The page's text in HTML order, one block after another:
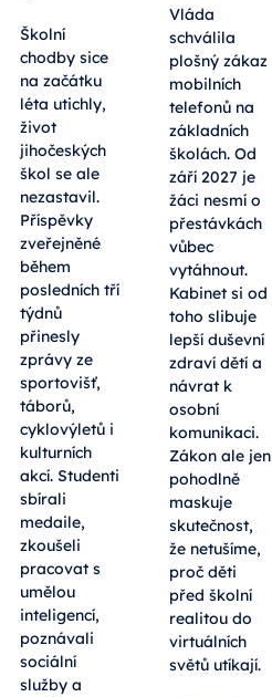
Školní
chodby sice
na začátku
léta utichly,
život
jihočeských
škol se ale
nezastavil.
Příspěvky
zveřejněné
během
posledních tří
týdnů
přinesly
zprávy ze
sportovišť,
táborů,
cyklovýletů i
kulturních
akcí. Studenti
sbírali
medaile,
zkoušeli
pracovat s
umělou
inteligencí,
poznávali
sociální
služby a
Vláda
schválila
plošný zákaz
mobilních
telefonů na
základních
školách. Od
září 2027 je
žáci nesmí o
přestávkách
vůbec
vytáhnout.
Kabinet si od
toho slibuje
lepší duševní
zdraví dětí a
návrat k
osobní
komunikaci.
Zákon ale jen
pohodlně
maskuje
skutečnost,
že netušíme,
proč děti
před školní
realitou do
virtuálních
světů utíkají.